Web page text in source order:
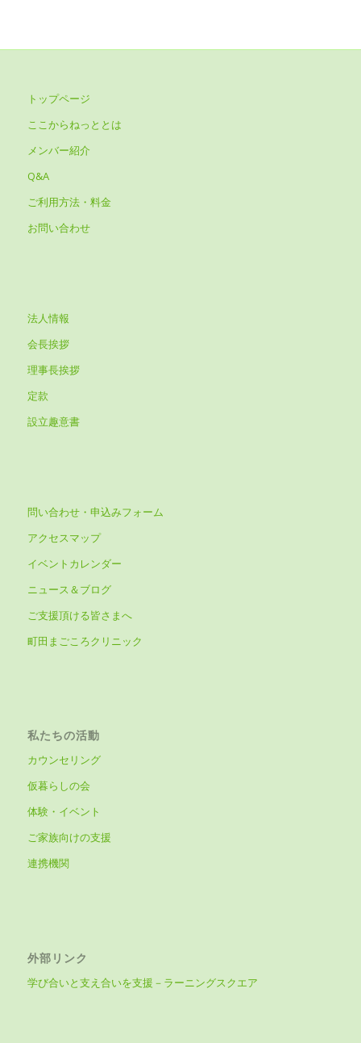
トップページ
ここからねっととは
メンバー紹介
Q&A
ご利用方法・料金
お問い合わせ
法人情報
会長挨拶
理事長挨拶
定款
設立趣意書
問い合わせ・申込みフォーム
アクセスマップ
イベントカレンダー
ニュース＆ブログ
ご支援頂ける皆さまへ
町田まごころクリニック
私たちの活動
カウンセリング
仮暮らしの会
体験・イベント
ご家族向けの支援
連携機関
外部リンク
学び合いと支え合いを支援－ラーニングスクエア